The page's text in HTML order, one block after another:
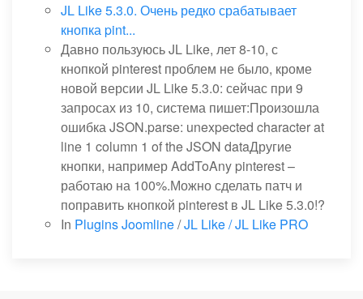
JL Like 5.3.0. Очень редко срабатывает
кнопка pint...
Давно пользуюсь JL Like, лет 8-10, с
кнопкой pinterest проблем не было, кроме
новой версии JL Like 5.3.0: сейчас при 9
запросах из 10, система пишет:Произошла
ошибка JSON.parse: unexpected character at
line 1 column 1 of the JSON dataДругие
кнопки, например AddToAny pinterest –
работаю на 100%.Можно сделать патч и
поправить кнопкой pinterest в JL Like 5.3.0!?
In Plugins Joomline/JL Like / JL Like PRO